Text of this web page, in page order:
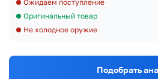
Ожидаем поступление
Оригинальный товар
Не холодное оружие
Подобрать